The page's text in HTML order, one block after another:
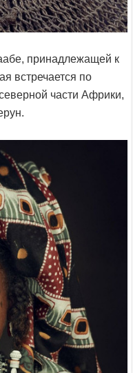
принадлежащей к
встречается по
части Африки,